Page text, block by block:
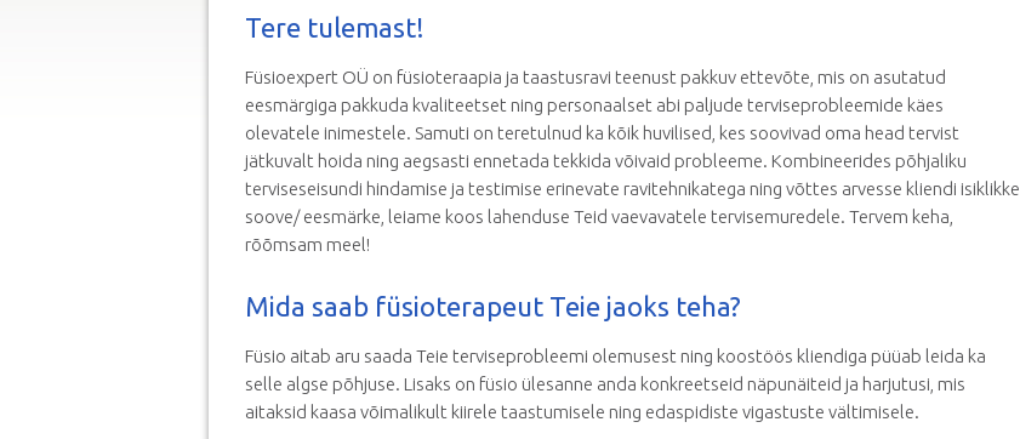
Tere tulemast!
Füsioexpert OÜ on füsioteraapia ja taastusravi teenust pakkuv ettevõte, mis on asutatud
eesmärgiga pakkuda kvaliteetset ning personaalset abi paljude terviseprobleemide käes
olevatele inimestele. Samuti on teretulnud ka kõik huvilised, kes soovivad oma head tervist
jätkuvalt hoida ning aegsasti ennetada tekkida võivaid probleeme. Kombineerides põhjaliku
terviseseisundi hindamise ja testimise erinevate ravitehnikatega ning võttes arvesse kliendi isiklikke
soove/ eesmärke, leiame koos lahenduse Teid vaevavatele tervisemuredele. Tervem keha,
rõõmsam meel!
Mida saab füsioterapeut Teie jaoks teha?
Füsio aitab aru saada Teie terviseprobleemi olemusest ning koostöös kliendiga püüab leida ka
selle algse põhjuse. Lisaks on füsio ülesanne anda konkreetseid näpunäiteid ja harjutusi, mis
aitaksid kaasa võimalikult kiirele taastumisele ning edaspidiste vigastuste vältimisele.